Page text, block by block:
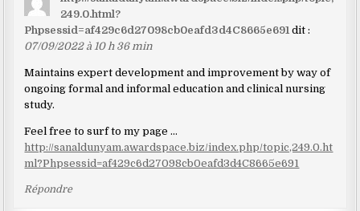
249.0.html?
Phpsessid=af429c6d27098cb0eafd3d4C8665e691 dit :
07/09/2022 à 10 h 36 min
Maintains expert development and improvement by way of
ongoing formal and informal education and clinical nursing
study.
Feel free to surf to my page …
http://sanaldunyam.awardspace.biz/index.php/topic,249.0.ht
ml?Phpsessid=af429c6d27098cb0eafd3d4C8665e691
Répondre